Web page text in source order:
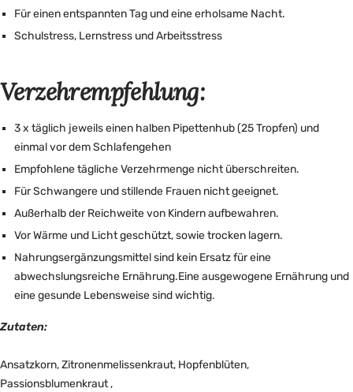
Für einen entspannten Tag und eine erholsame Nacht.
Schulstress, Lernstress und Arbeitsstress
Verzehrempfehlung:
3 x täglich jeweils einen halben Pipettenhub (25 Tropfen) und
einmal vor dem Schlafengehen
Empfohlene tägliche Verzehrmenge nicht überschreiten.
Für Schwangere und stillende Frauen nicht geeignet.
Außerhalb der Reichweite von Kindern aufbewahren.
Vor Wärme und Licht geschützt, sowie trocken lagern.
Nahrungsergänzungsmittel sind kein Ersatz für eine
abwechslungsreiche Ernährung.Eine ausgewogene Ernährung und
eine gesunde Lebensweise sind wichtig.
Zutaten:
Ansatzkorn, Zitronenmelissenkraut, Hopfenblüten,
Passionsblumenkraut ,